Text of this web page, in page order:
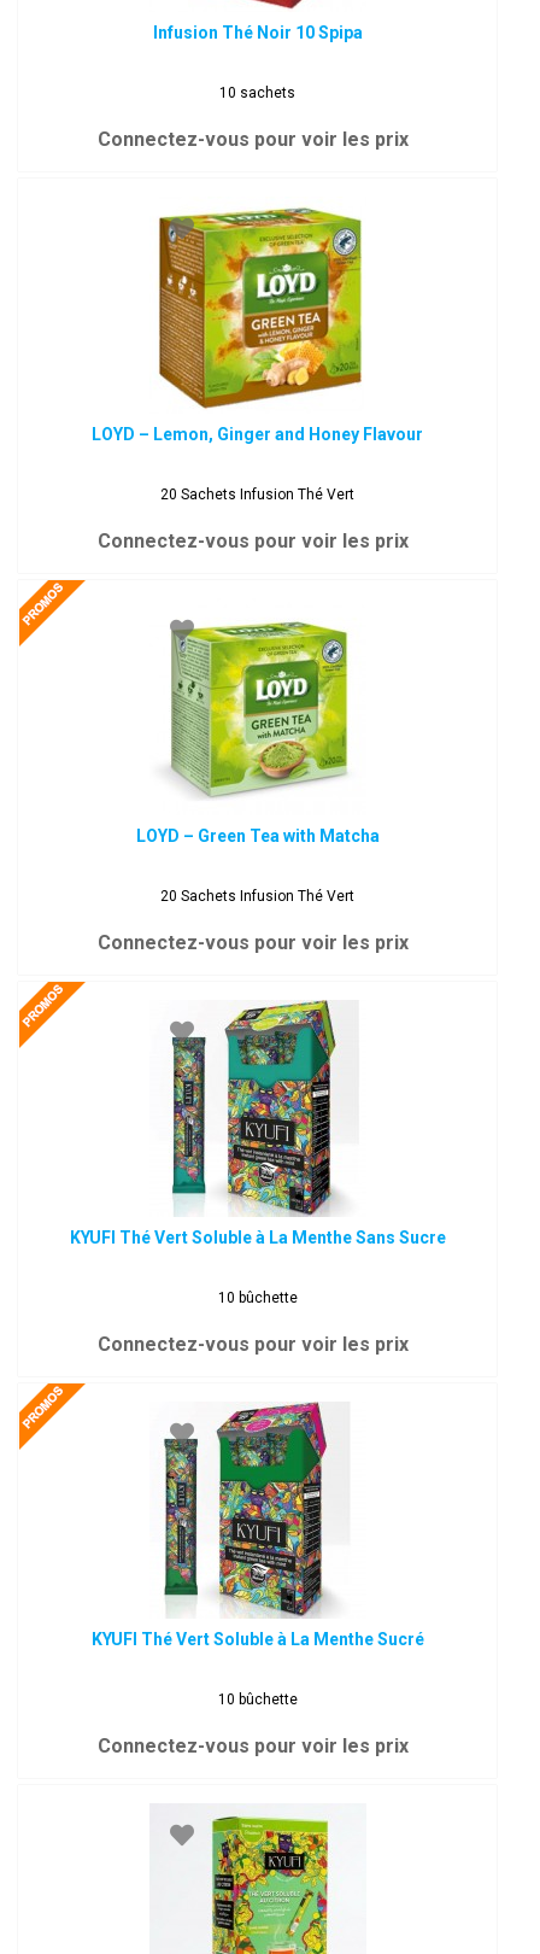
Infusion Thé Noir 10 Spipa
10 sachets
Connectez-vous pour voir les prix
LOYD – Lemon, Ginger and Honey Flavour
20 Sachets Infusion Thé Vert
Connectez-vous pour voir les prix
LOYD – Green Tea with Matcha
20 Sachets Infusion Thé Vert
Connectez-vous pour voir les prix
KYUFI Thé Vert Soluble à La Menthe Sans Sucre
10 bûchette
Connectez-vous pour voir les prix
KYUFI Thé Vert Soluble à La Menthe Sucré
10 bûchette
Connectez-vous pour voir les prix